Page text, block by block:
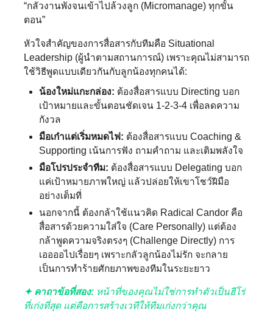
“กลัวงานพังจนเข้าไปล้วงลูก (Micromanage) ทุกขั้น
ตอน”
หัวใจสำคัญของการสื่อสารกับทีมคือ Situational
Leadership (ผู้นำตามสถานการณ์) เพราะคุณไม่สามารถ
ใช้วิธีพูดแบบเดียวกันกับลูกน้องทุกคนได้:
น้องใหม่แกะกล่อง: ต้องสื่อสารแบบ Directing บอก
เป้าหมายและขั้นตอนชัดเจน 1-2-3-4 เพื่อลดความ
กังวล
มือเก๋าแต่เริ่มหมดไฟ: ต้องสื่อสารแบบ Coaching &
Supporting เน้นการฟัง ถามคำถาม และเติมพลังใจ
มือโปรประจำทีม: ต้องสื่อสารแบบ Delegating บอก
แค่เป้าหมายภาพใหญ่ แล้วปล่อยให้เขาโชว์ฝีมือ
อย่างเต็มที่
นอกจากนี้ ต้องกล้าใช้แนวคิด Radical Candor คือ
สื่อสารด้วยความใส่ใจ (Care Personally) แต่ต้อง
กล้าพูดความจริงตรงๆ (Challenge Directly) การ
เออออไปเรื่อยๆ เพราะกลัวลูกน้องไม่รัก จะกลาย
เป็นการทำร้ายศักยภาพของทีมในระยะยาว
✦ คาถาข้อที่สอง: หน้าที่ของคุณไม่ใช่การทำตัวเป็นฮีโร่
ที่เก่งที่สุด แต่คือการสร้างเวทีให้ทีมเก่งกว่าคุณ